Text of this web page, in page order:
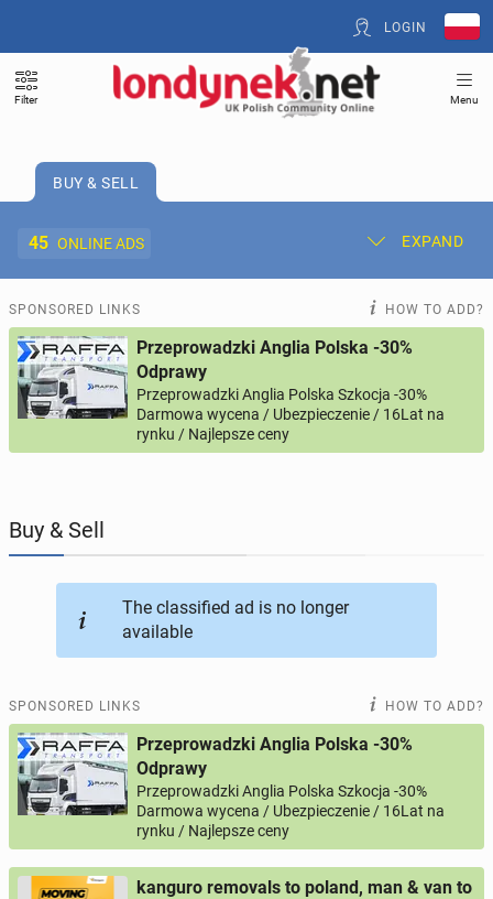
LOGIN
Filter Menu
BUY & SELL
45 ONLINE ADS EXPAND
Post New Ad My Ads
Offer and Adverts Price
ACCOMMODATION 268online ads
JOBSEEKERS
BUSINESS
AUTOMOTIVE 10online ads
PERSONALS
SPONSORED LINKS HOW TO ADD?
Przeprowadzki Anglia Polska -30%
Odprawy
Przeprowadzki Anglia Polska Szkocja -30%
Darmowa wycena / Ubezpieczenie / 16Lat na
rynku / Najlepsze ceny
Buy & Sell
The classified ad is no longer
available
SPONSORED LINKS HOW TO ADD?
Przeprowadzki Anglia Polska -30%
Odprawy
Przeprowadzki Anglia Polska Szkocja -30%
Darmowa wycena / Ubezpieczenie / 16Lat na
rynku / Najlepsze ceny
kanguro removals to poland, man & van to